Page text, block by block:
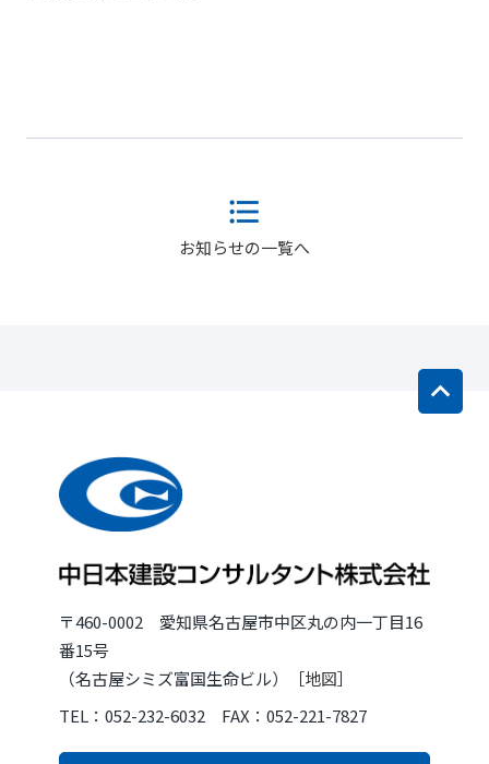
お知らせの一覧へ
〒460-0002 愛知県名古屋市中区丸の内一丁目16
番15号
（名古屋シミズ富国生命ビル）［地図］
TEL：052-232-6032 FAX：052-221-7827